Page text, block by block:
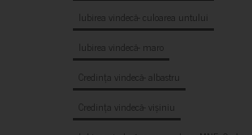
Iubirea vindecă- culoarea untului
Iubirea vindecă- maro
Credința vindecă- albastru
Credința vindecă- vișiniu